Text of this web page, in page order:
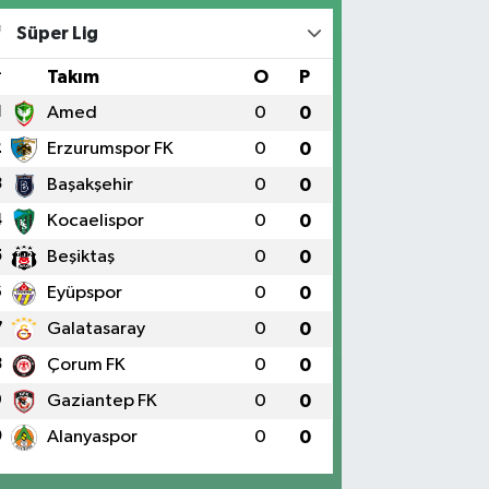
Süper Lig
Takım O P
Amed 0 0
Erzurumspor FK 0 0
Başakşehir 0 0
Kocaelispor 0 0
Beşiktaş 0 0
Eyüpspor 0 0
Galatasaray 0 0
Çorum FK 0 0
Gaziantep FK 0 0
Alanyaspor 0 0